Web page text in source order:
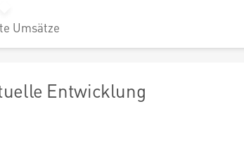
Umsätze
Entwicklung